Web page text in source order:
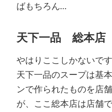
ばもちろん…
天下一品 総本店
やはりここしかないです
天下一品のスープは基
ンで作られたものを店
が、ここ総本店は店舗